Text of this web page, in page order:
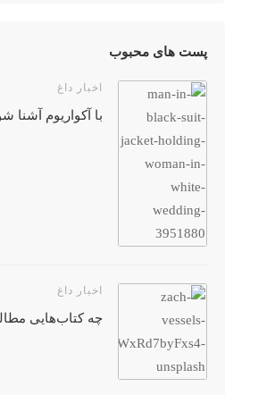
پست های محبوب
اخبار داغ
با آکواریوم آشنا
اخبار داغ
چه کتاب‌هایی